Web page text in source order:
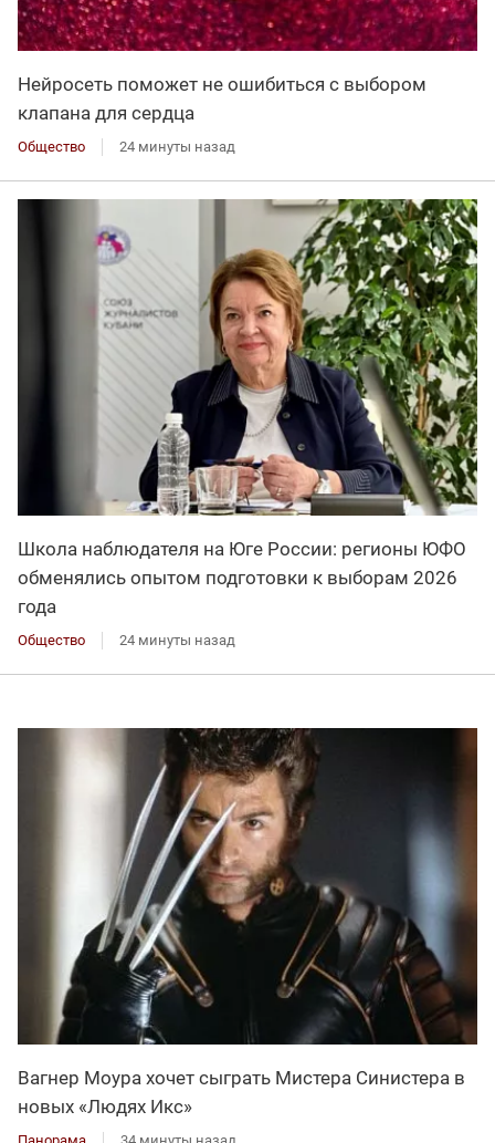
Нейросеть поможет не ошибиться с выбором
клапана для сердца
Общество 24 минуты назад
Школа наблюдателя на Юге России: регионы ЮФО
обменялись опытом подготовки к выборам 2026
года
Общество 24 минуты назад
Вагнер Моура хочет сыграть Мистера Синистера в
новых «Людях Икс»